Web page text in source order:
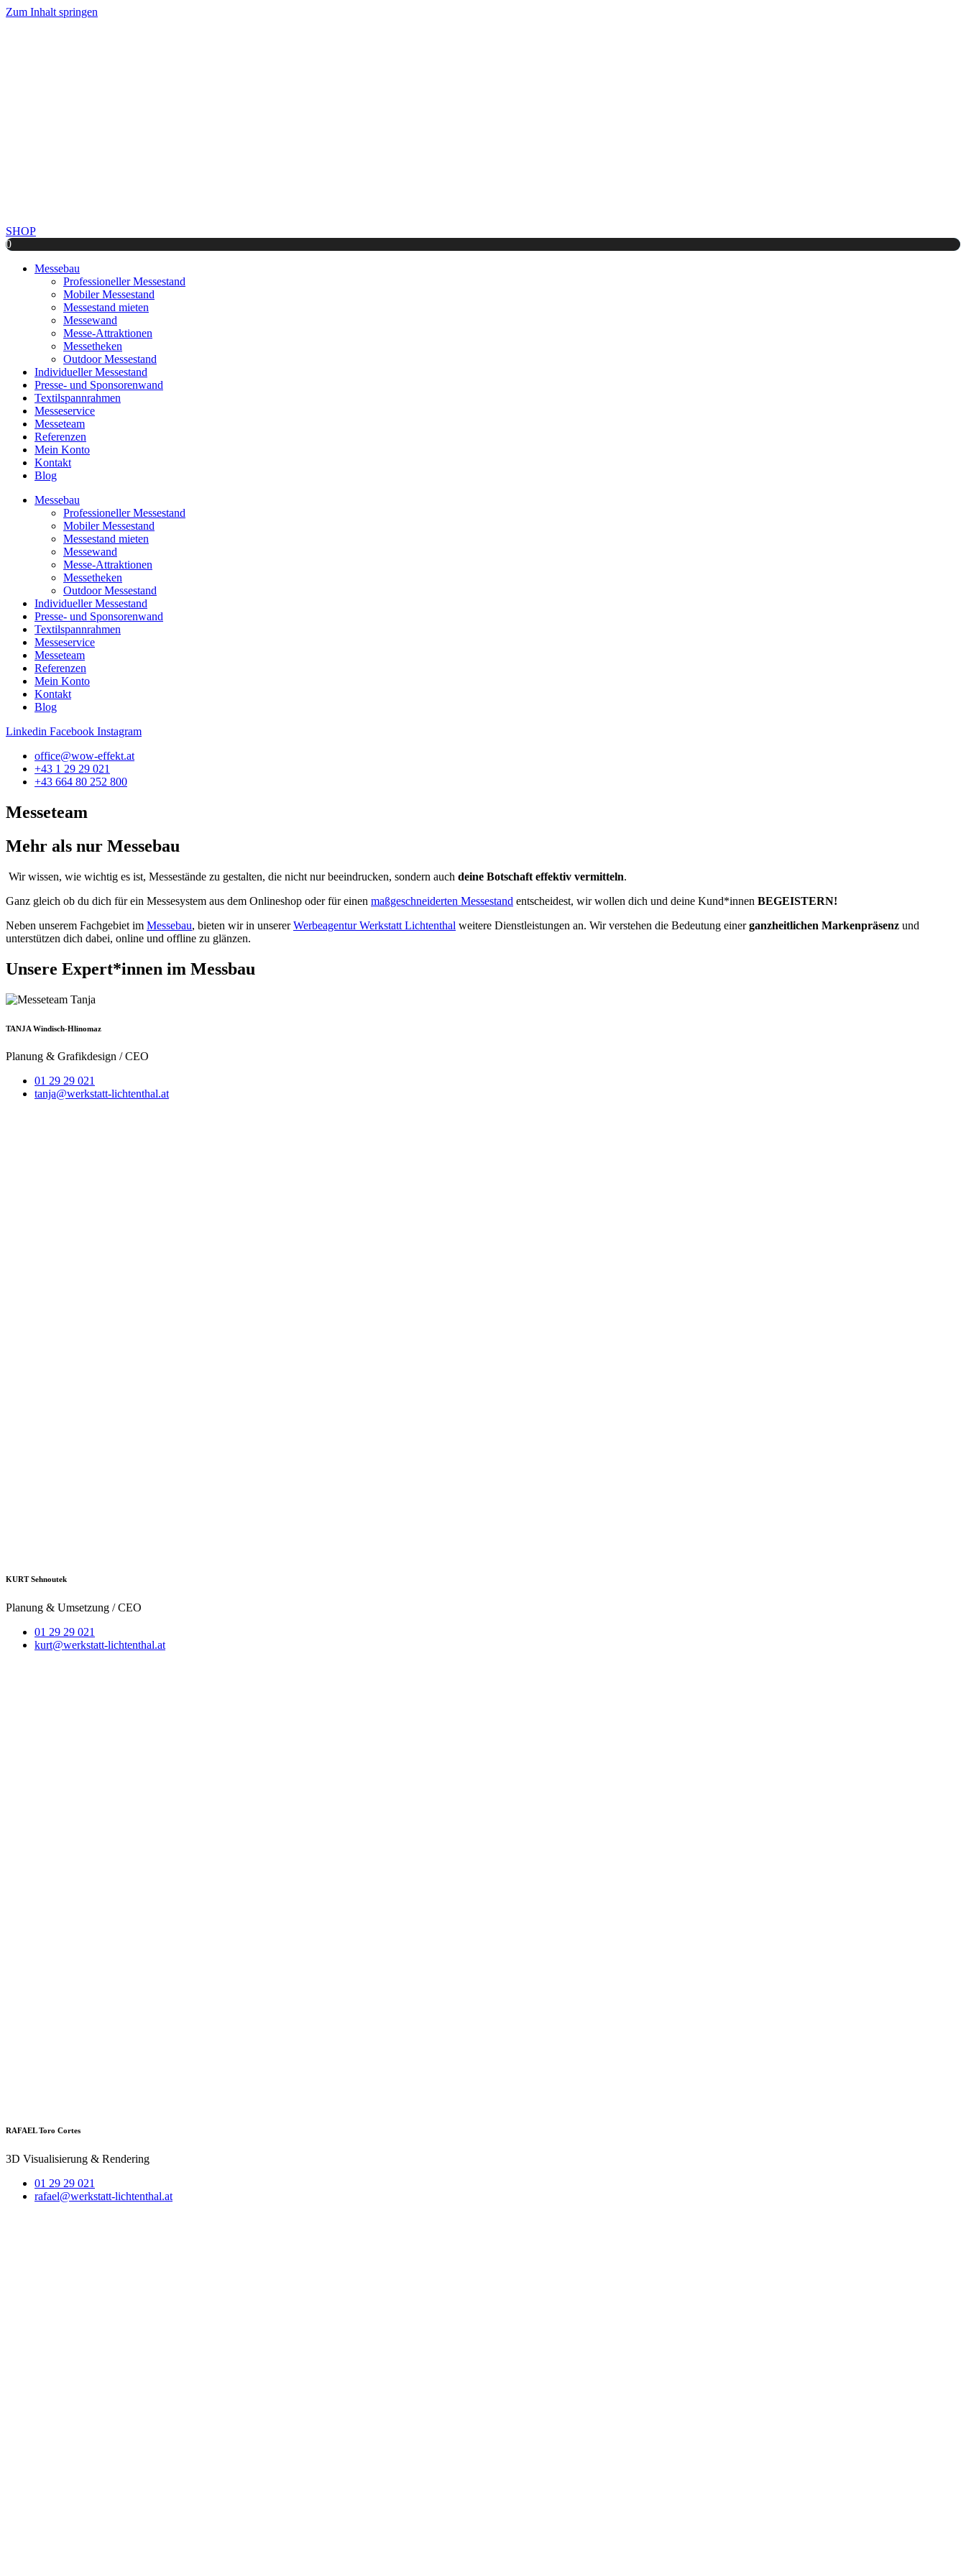
Zum Inhalt springen
SHOP
0
Messebau
Professioneller Messestand
Mobiler Messestand
Messestand mieten
Messewand
Messe-Attraktionen
Messetheken
Outdoor Messestand
Individueller Messestand
Presse- und Sponsorenwand
Textilspannrahmen
Messeservice
Messeteam
Referenzen
Mein Konto
Kontakt
Blog
Messebau
Professioneller Messestand
Mobiler Messestand
Messestand mieten
Messewand
Messe-Attraktionen
Messetheken
Outdoor Messestand
Individueller Messestand
Presse- und Sponsorenwand
Textilspannrahmen
Messeservice
Messeteam
Referenzen
Mein Konto
Kontakt
Blog
Linkedin Facebook Instagram
office@wow-effekt.at
+43 1 29 29 021
+43 664 80 252 800
Messeteam
Mehr als nur Messebau
Wir wissen, wie wichtig es ist, Messestände zu gestalten, die nicht nur beeindrucken, sondern auch deine Botschaft effektiv vermitteln.
Ganz gleich ob du dich für ein Messesystem aus dem Onlineshop oder für einen maßgeschneiderten Messestand entscheidest, wir wollen dich und deine Kund*innen BEGEISTERN!
Neben unserem Fachgebiet im Messebau, bieten wir in unsererWerbeagentur Werkstatt Lichtenthal weitere Dienstleistungen an. Wir verstehen die Bedeutung einerganzheitlichen Markenpräsenz und
unterstützen dich dabei, online und offline zu glänzen.
Unsere Expert*innen im Messbau
TANJA Windisch-Hlinomaz
Planung & Grafikdesign / CEO
01 29 29 021
tanja@werkstatt-lichtenthal.at
KURT Sehnoutek
Planung & Umsetzung / CEO
01 29 29 021
kurt@werkstatt-lichtenthal.at
RAFAEL Toro Cortes
3D Visualisierung & Rendering
01 29 29 021
rafael@werkstatt-lichtenthal.at